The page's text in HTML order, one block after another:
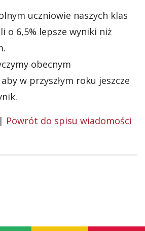
uczniowie naszych klas
o 6,5% lepsze wyniki niż
obecnym
w przyszłym roku jeszcze
Powrót do spisu wiadomości